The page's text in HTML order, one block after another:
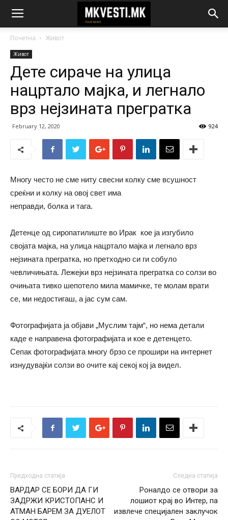
Почетна Живот
Живот
Дете сираче на улица
нацртало мајка, и легнало
врз нејзината прегратка
February 12, 2020 924
Многу често не сме ниту свесни колку сме всушност
среќни и колку на овој свет има
неправди, болка и тага.
Детенце од сиропатилиште во Ирак кое ја изгубило
својата мајка, на улица нацртало мајка и легнало врз
нејзината прегратка, но претходно си ги собуло
чевличињата. Лежејки врз нејзината прегратка со солзи во
очињата тивко шепотело мила мамичке, те молам врати
се, ми недостигаш, а јас сум сам.
Фотографијата ја објави „Муслим тајм“, но нема детали
каде е направена фотографијата и кое е детенцето.
Сепак фотографијата многу брзо се прошири на интернет
изнудувајќи солзи во очите кај секој кој ја видел.
Предходна статија
ВАРДАР СЕ БОРИ ДА ГИ
ЗАДРЖИ КРИСТОПАНС И
АТМАН БАРЕМ ЗА ДУЕЛОТ
Следна статија
Роналдо се отвори за
лошиот крај во Интер, па
извлече специјален заклучок